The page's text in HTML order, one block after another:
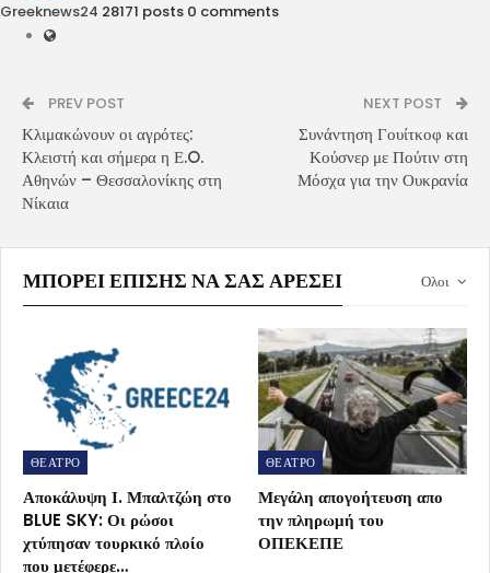
Greeknews24 28171 posts 0 comments
PREV POST
Κλιμακώνουν οι αγρότες:
Κλειστή και σήμερα η Ε.O.
Αθηνών – Θεσσαλονίκης στη
Νίκαια
NEXT POST
Συνάντηση Γουίτκοφ και
Κούσνερ με Πούτιν στη
Μόσχα για την Ουκρανία
Ολοι
ΜΠΟΡΕΊ ΕΠΊΣΗΣ ΝΑ ΣΑΣ ΑΡΈΣΕΙ
ΘΕΑΤΡΟ
Αποκάλυψη Ι. Μπαλτζώη στο
BLUE SKY: Οι ρώσοι
χτύπησαν τουρκικό πλοίο
που μετέφερε…
ΘΕΑΤΡΟ
Μεγάλη απογοήτευση απο
την πληρωμή του
ΟΠΕΚΕΠΕ